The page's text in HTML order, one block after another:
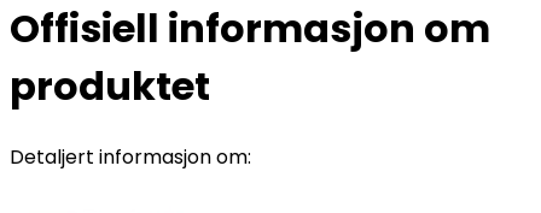
Offisiell informasjon om
produktet
Detaljert informasjon om: